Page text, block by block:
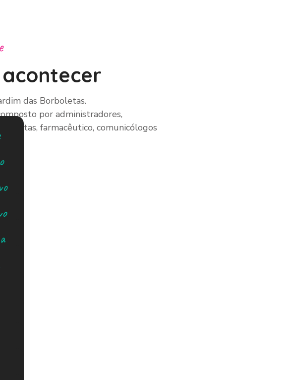
das Borboletas.
por administradores,
farmacêutico, comunicólogos